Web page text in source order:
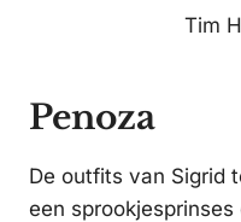
Tim
Penoza
De outfits van Sigrid
een